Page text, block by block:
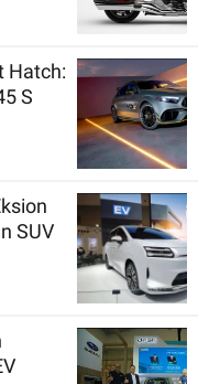
Hatch:
S
SUV